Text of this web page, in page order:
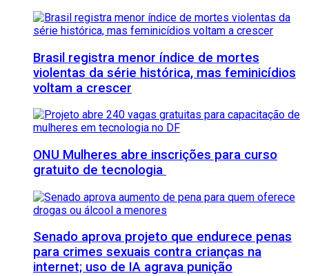
Brasil registra menor índice de mortes
violentas da série histórica, mas feminicídios
voltam a crescer
ONU Mulheres abre inscrições para curso
gratuito de tecnologia
Senado aprova projeto que endurece penas
para crimes sexuais contra crianças na
internet; uso de IA agrava punição